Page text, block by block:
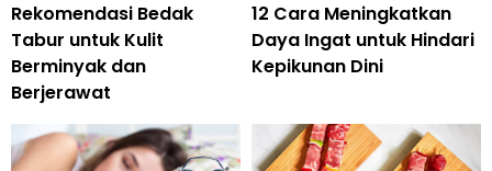
Rekomendasi Bedak
Tabur untuk Kulit
Berminyak dan
Berjerawat
12 Cara Meningkatkan
Daya Ingat untuk Hindari
Kepikunan Dini